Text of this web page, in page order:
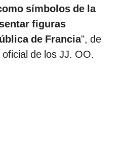
símbolos de la
figuras
de Francia", de
de los JJ. OO.